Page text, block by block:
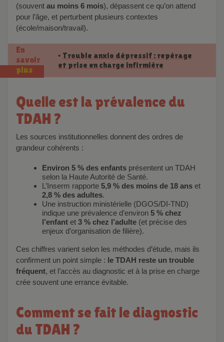
(souvent au moins 6 mois), dépassent ce qu’on attend
pour l’âge, et perturbent plusieurs contextes
(école/maison/travail).
En
savoir
plus
• Trouble anxio dépressif : repérage
et prise en charge infirmière
Quelle est la prévalence du
TDAH ?
Les sources institutionnelles donnent des ordres de
grandeur cohérents :
Environ 5 % des enfants présentent un TDAH
selon la Haute Autorité de Santé.
L’Inserm rapporte 5,9 % des moins de 18 ans et
2,8 % des adultes.
Une instruction ministérielle (DGOS/DI-TND)
indique une prévalence d’environ 5 % chez
l’enfant et 3 % chez l’adulte (et précise des
enjeux d’organisation de filière).
Ces chiffres varient selon les méthodes d’étude, mais ils
confirment un point simple : le TDAH reste un trouble
fréquent, et l’accès au diagnostic et à la prise en charge
crée souvent une errance évitable.
Comment se fait le diagnostic
du TDAH ?